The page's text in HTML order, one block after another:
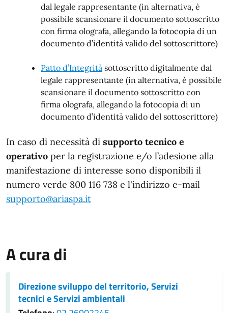
dal legale rappresentante (in alternativa, è
possibile scansionare il documento sottoscritto
con firma olografa, allegando la fotocopia di un
documento d’identità valido del sottoscrittore)
Patto d’Integrità sottoscritto digitalmente dal
legale rappresentante (in alternativa, è possibile
scansionare il documento sottoscritto con
firma olografa, allegando la fotocopia di un
documento d’identità valido del sottoscrittore)
In caso di necessità di supporto tecnico e
operativo per la registrazione e/o l’adesione alla
manifestazione di interesse sono disponibili il
numero verde 800 116 738 e l'indirizzo e-mail
supporto@ariaspa.it
A cura di
Direzione sviluppo del territorio, Servizi
tecnici e Servizi ambientali